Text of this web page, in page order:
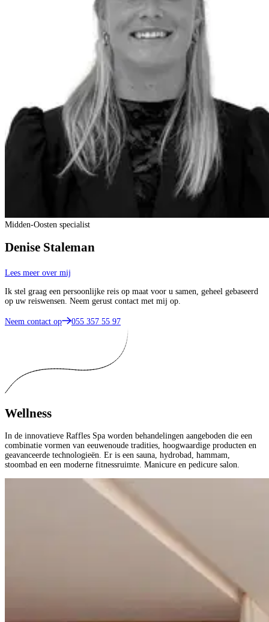
Midden-Oosten specialist
Denise Staleman
Lees meer over mij
Ik stel graag een persoonlijke reis op maat voor u samen, geheel gebaseerd
op uw reiswensen. Neem gerust contact met mij op.
Neem contact op 055 357 55 97
Wellness
In de innovatieve Raffles Spa worden behandelingen aangeboden die een
combinatie vormen van eeuwenoude tradities, hoogwaardige producten en
geavanceerde technologieën. Er is een sauna, hydrobad, hammam,
stoombad en een moderne fitnessruimte. Manicure en pedicure salon.